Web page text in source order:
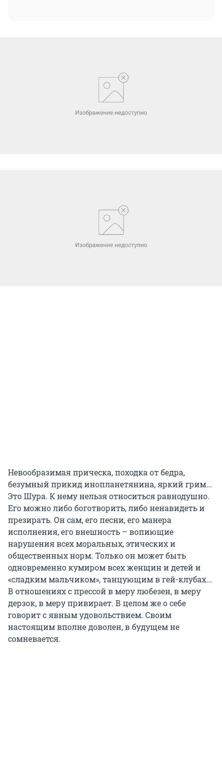
Невообразимая прическа, походка от бедра,
безумный прикид инопланетянина, яркий грим...
Это Шура. К нему нельзя относиться равнодушно.
Его можно либо боготворить, либо ненавидеть и
презирать. Он сам, его песни, его манера
исполнения, его внешность – вопиющие
нарушения всех моральных, этических и
общественных норм. Только он может быть
одновременно кумиром всех женщин и детей и
«сладким мальчиком», танцующим в гей-клубах...
В отношениях с прессой в меру любезен, в меру
дерзок, в меру привирает. В целом же о себе
говорит с явным удовольствием. Своим
настоящим вполне доволен, в будущем не
сомневается.